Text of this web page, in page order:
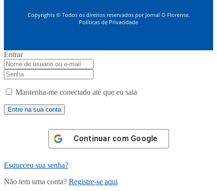
Copyrights © Todos os direitos reservados por Jornal O Florense.
Políticas de Privacidade
Entrar
Mantenha-me conectado até que eu saia
Continuar com Google
Esqueceu sua senha?
Não tem uma conta? Registre-se aqui